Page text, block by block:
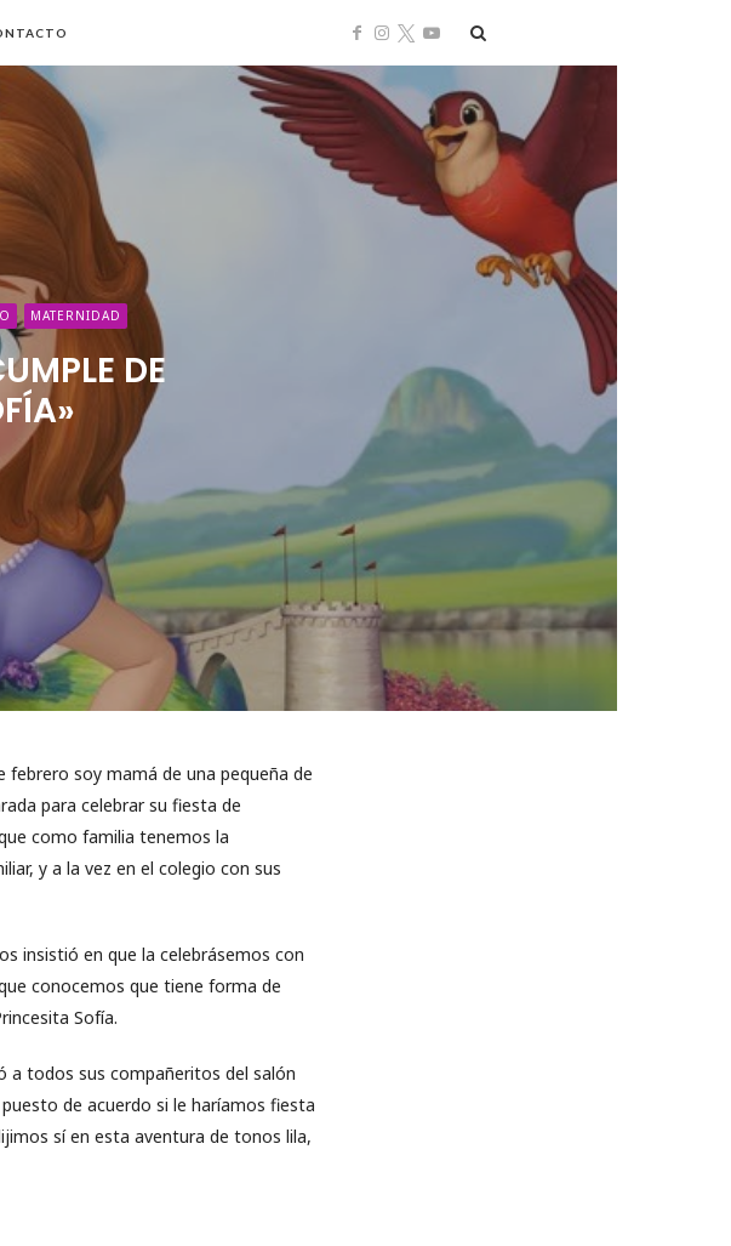
MATERNIDAD
DE
febrero soy mamá de una pequeña de
para celebrar su fiesta de
como familia tenemos la
y a la vez en el colegio con sus
insistió en que la celebrásemos con
conocemos que tiene forma de
Sofía.
a todos sus compañeritos del salón
de acuerdo si le haríamos fiesta
sí en esta aventura de tonos lila,